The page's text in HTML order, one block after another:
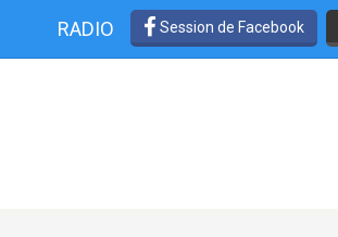
RADIO Session de Facebook